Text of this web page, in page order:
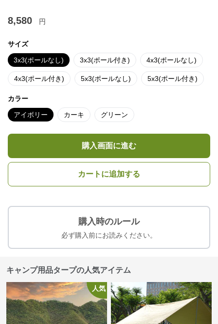
8,580 円
サイズ
3x3(ポールなし) 3x3(ポール付き) 4x3(ポールなし)
4x3(ポール付き) 5x3(ポールなし) 5x3(ポール付き)
カラー
アイボリー カーキ グリーン
購入画面に進む
カートに追加する
購入時のルール
必ず購入前にお読みください。
キャンプ用品タープの人気アイテム
人気